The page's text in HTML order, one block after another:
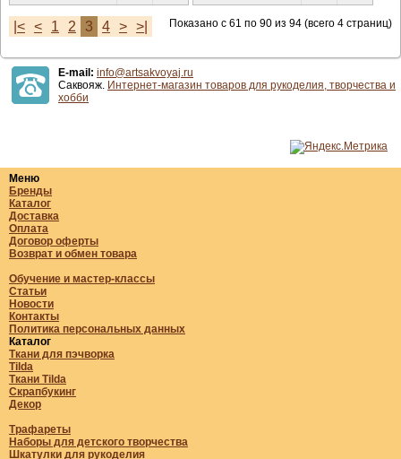
|< < 1 2 3 4 > >| Показано с 61 по 90 из 94 (всего 4 страниц)
E-mail: info@artsakvoyaj.ru
Саквояж. Интернет-магазин товаров для рукоделия, творчества и
хобби
Меню
Бренды
Каталог
Доставка
Оплата
Договор оферты
Возврат и обмен товара
Обучение и мастер-классы
Статьи
Новости
Контакты
Политика персональных данных
Каталог
Ткани для пэчворка
Tilda
Ткани Tilda
Скрапбукинг
Декор
Трафареты
Наборы для детского творчества
Шкатулки для рукоделия